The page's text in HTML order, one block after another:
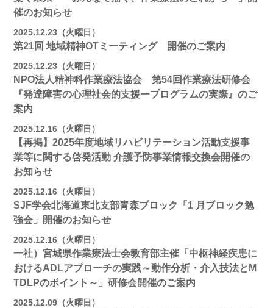
催のお知らせ
2025.12.23（火曜日）
第21回 地域精神OTミーティング 開催のご案内
2025.12.23（火曜日）
NPO法人精神科作業療法協会 第54回作業療法研修会
『発達障害の心理社会的支援ープログラムの実際』のご
案内
2025.12.16（火曜日）
【再掲】2025年度地域リハビリテーション活動⽀援事
業等に関する啓発活動 介護予防事業情報交換会開催の
お知らせ
2025.12.16（火曜日）
SJF学会北海道東北支部⻘森ブロック「1 月ブロック勉
強会」開催のお知らせ
2025.12.16（火曜日）
一社）宮城県作業療法士会教育部主催「中枢神経疾患に
おけるADLアプローチの実践～動作分析・介入技法とM
TDLPのポイント～」研修会開催のご案内
2025.12.09（火曜日）